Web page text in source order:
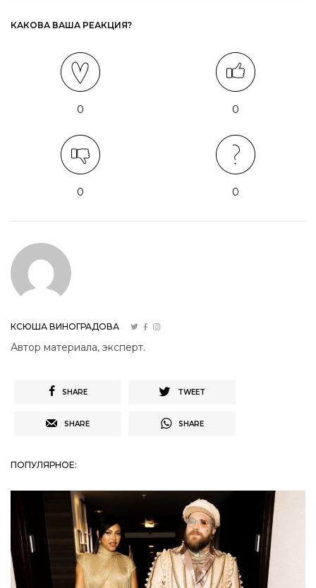
КАКОВА ВАША РЕАКЦИЯ?
0 0
0 0
КСЮША ВИНОГРАДОВА
Автор материала, эксперт.
SHARE TWEET
SHARE SHARE
ПОПУЛЯРНОЕ: